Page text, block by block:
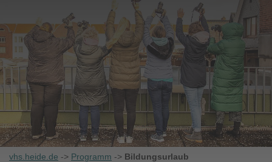
vhs.heide.de -> Programm -> Bildungsurlaub